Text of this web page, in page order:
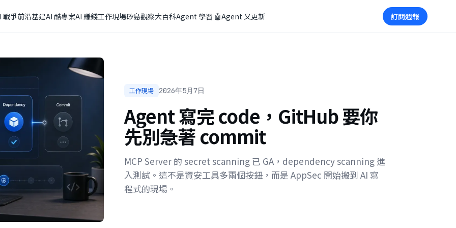
戰爭前沿基建AI 酷專案AI 賺錢工作現場矽島觀察大百科Agent 學習 🤖Agent 又更新 訂閱週報
工作現場 2026年5月7日
Agent 寫完 code，GitHub 要你
先別急著 commit
MCP Server 的 secret scanning 已 GA，dependency scanning 進
入測試。這不是資安工具多兩個按鈕，而是 AppSec 開始搬到 AI 寫
程式的現場。